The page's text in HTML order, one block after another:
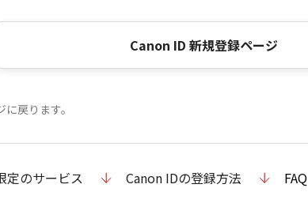
Canon ID 新規登録ページ
戻ります。
定のサービス Canon IDの登録方法 FAQ